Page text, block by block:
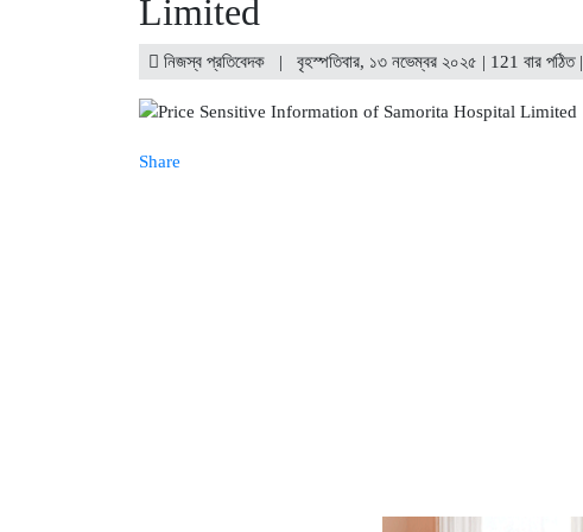
Limited
নিজস্ব প্রতিবেদক | বৃহস্পতিবার, ১৩ নভেম্বর ২০২৫ | 121 বার পঠিত |
Share